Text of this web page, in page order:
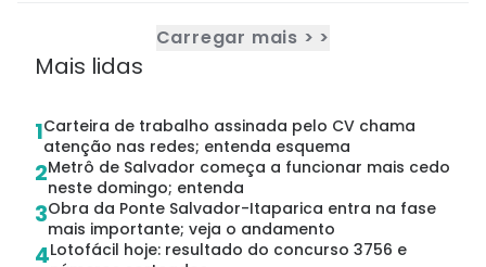
Carregar mais > >
Mais lidas
1Carteira de trabalho assinada pelo CV chama
atenção nas redes; entenda esquema
2Metrô de Salvador começa a funcionar mais cedo
neste domingo; entenda
3Obra da Ponte Salvador-Itaparica entra na fase
mais importante; veja o andamento
4Lotofácil hoje: resultado do concurso 3756 e